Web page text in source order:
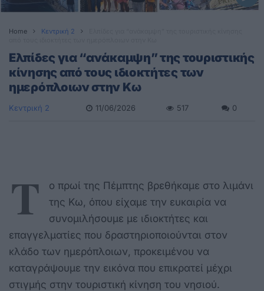
Home Κεντρική 2
Ελπίδες για “ανάκαμψη” της τουριστικής
κίνησης από τους ιδιοκτήτες των
ημερόπλοιων στην Κω
Κεντρική 2 11/06/2026 517 0
Τ
ο πρωί της Πέμπτης βρεθήκαμε στο λιμάνι
της Κω, όπου είχαμε την ευκαιρία να
συνομιλήσουμε με ιδιοκτήτες και
επαγγελματίες που δραστηριοποιούνται στον
κλάδο των ημερόπλοιων, προκειμένου να
καταγράψουμε την εικόνα που επικρατεί μέχρι
στιγμής στην τουριστική κίνηση του νησιού.